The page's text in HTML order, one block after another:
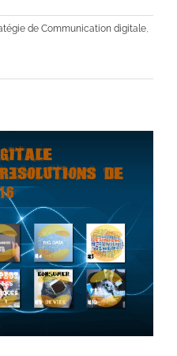
de Communication digitale,